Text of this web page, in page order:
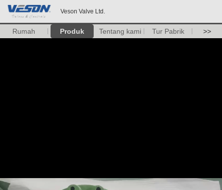
Veson Valve Ltd.
Rumah Produk Tentang kami Tur Pabrik >>